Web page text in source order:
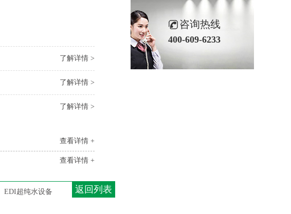
了解详情 >
了解详情 >
了解详情 >
查看详情 +
查看详情 +
返回列表
EDI超纯水设备
咨询热线
400-609-6233